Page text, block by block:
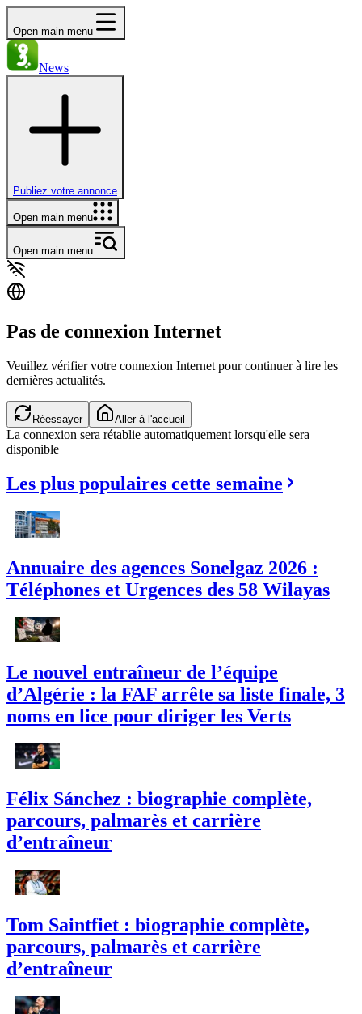
Open main menu
News
Publiez votre annonce
Open main menu
Open main menu
Pas de connexion Internet
Veuillez vérifier votre connexion Internet pour continuer à lire les
dernières actualités.
Réessayer Aller à l'accueil
La connexion sera rétablie automatiquement lorsqu'elle sera
disponible
Les plus populaires cette semaine
Annuaire des agences Sonelgaz 2026 :
Téléphones et Urgences des 58 Wilayas
Le nouvel entraîneur de l’équipe
d’Algérie : la FAF arrête sa liste finale, 3
noms en lice pour diriger les Verts
Félix Sánchez : biographie complète,
parcours, palmarès et carrière
d’entraîneur
Tom Saintfiet : biographie complète,
parcours, palmarès et carrière
d’entraîneur